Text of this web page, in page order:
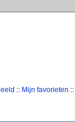
:: Mijn favorieten ::